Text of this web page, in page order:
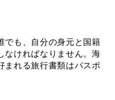
でも、自分の身元と国籍
なければなりません。海
まれる旅行書類はパスポ